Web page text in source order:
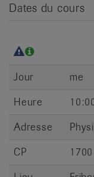
Dates du cours
Jour
me
Heure
Adresse
CP
1700